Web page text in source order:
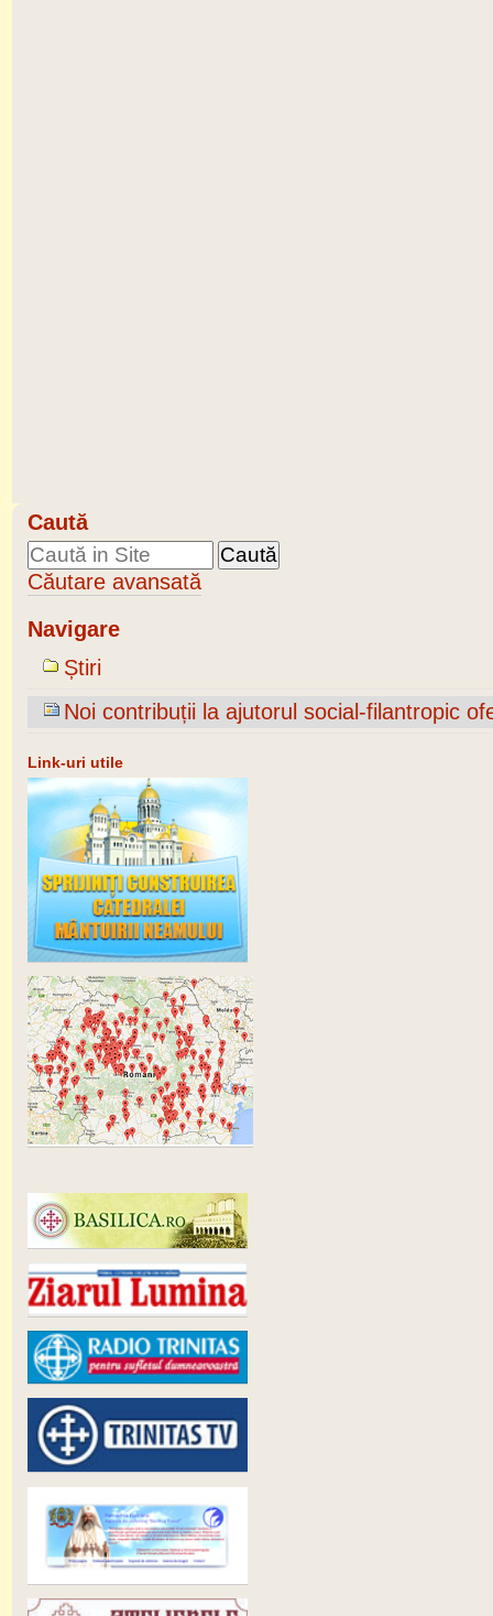
Caută
Căutare avansată
Navigare
Știri
Noi contribuții la ajutorul social-filantropic
Link-uri utile